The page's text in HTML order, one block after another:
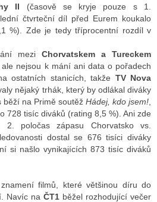
II (časově se kryje pouze s 1.
čtvrteční díl před Eurem koukalo
%). Zde je tedy tříprocentní rozdíl v
mezi Chorvatskem a Tureckem
nejsou k mání ani data o pořadech
ostatních stanicích, takže TV Nova
nějaký trhák, který by odlákal diváky
běží na Primě soutěž Hádej, kdo jsem!
728 tisíc diváků (rating 8,5 %). Ani zde
2. poločas zápasu Chorvatsko vs.
dostal se 676 tisíci diváky
si našlo vynikajících 873 tisíc diváků
filmů, které většinou díru do
Navíc na ČT1 běžel rozhodující večer